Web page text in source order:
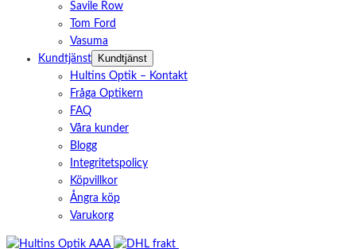
Savile Row
Tom Ford
Vasuma
Kundtjänst
Kundtjänst
Hultins Optik – Kontakt
Fråga Optikern
FAQ
Våra kunder
Blogg
Integritetspolicy
Köpvillkor
Ångra köp
Varukorg